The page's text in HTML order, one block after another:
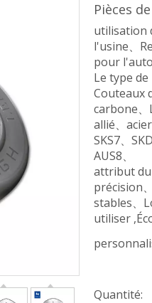
Pièces
utilisation
l'usine、
pour
Le type
Couteaux
carbone
allié、
SKS7、
AUS8、
attribut du
précision
stables、
utiliser
Quantité: